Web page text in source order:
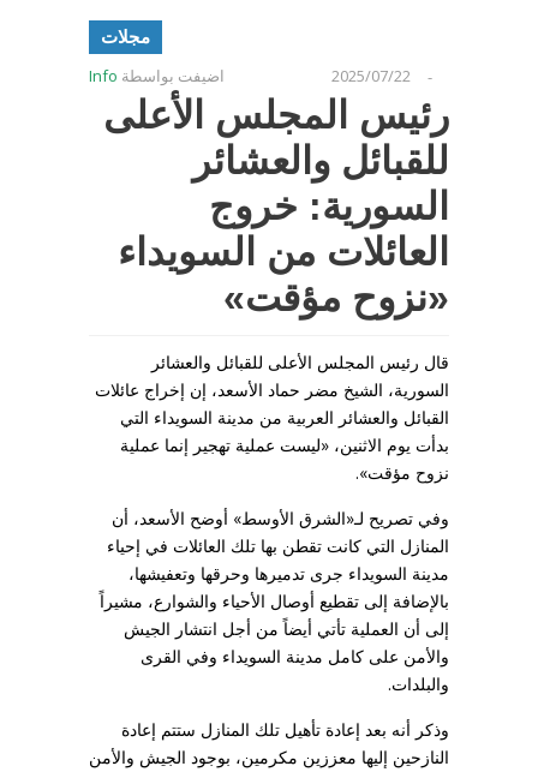
مجلات
اضيفت بواسطة Info -
2025/07/22
رئيس المجلس الأعلى
للقبائل والعشائر
السورية: خروج
العائلات من السويداء
«نزوح مؤقت»
قال رئيس المجلس الأعلى للقبائل والعشائر
السورية، الشيخ مضر حماد الأسعد، إن إخراج عائلات
القبائل والعشائر العربية من مدينة السويداء التي
بدأت يوم الاثنين، «ليست عملية تهجير إنما عملية
نزوح مؤقت».
وفي تصريح لـ«الشرق الأوسط» أوضح الأسعد، أن
المنازل التي كانت تقطن بها تلك العائلات في إحياء
مدينة السويداء جرى تدميرها وحرقها وتعفيشها،
بالإضافة إلى تقطيع أوصال الأحياء والشوارع، مشيراً
إلى أن العملية تأتي أيضاً من أجل انتشار الجيش
والأمن على كامل مدينة السويداء وفي القرى
والبلدات.
وذكر أنه بعد إعادة تأهيل تلك المنازل ستتم إعادة
النازحين إليها معززين مكرمين، بوجود الجيش والأمن